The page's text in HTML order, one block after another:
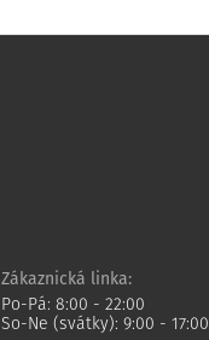
Zákaznická linka:
Po-Pá: 8:00 - 22:00
So-Ne (svátky): 9:00 - 17:00